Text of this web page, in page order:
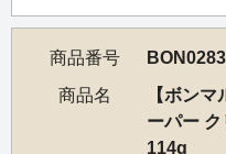
商品番号
BON0283
商品名
【ボン
ーパー
114g